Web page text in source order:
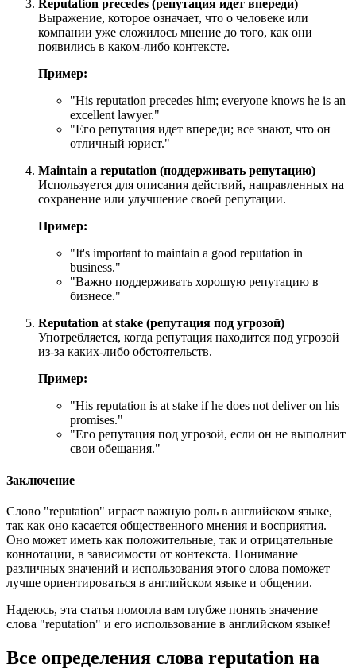
Reputation precedes (репутация идет впереди)
Выражение, которое означает, что о человеке или
компании уже сложилось мнение до того, как они
появились в каком-либо контексте.
Пример:
"His reputation precedes him; everyone knows he is an
excellent lawyer."
"Его репутация идет впереди; все знают, что он
отличный юрист."
Maintain a reputation (поддерживать репутацию)
Используется для описания действий, направленных на
сохранение или улучшение своей репутации.
Пример:
"It's important to maintain a good reputation in
business."
"Важно поддерживать хорошую репутацию в
бизнесе."
Reputation at stake (репутация под угрозой)
Употребляется, когда репутация находится под угрозой
из-за каких-либо обстоятельств.
Пример:
"His reputation is at stake if he does not deliver on his
promises."
"Его репутация под угрозой, если он не выполнит
свои обещания."
Заключение
Слово "reputation" играет важную роль в английском языке,
так как оно касается общественного мнения и восприятия.
Оно может иметь как положительные, так и отрицательные
коннотации, в зависимости от контекста. Понимание
различных значений и использования этого слова поможет
лучше ориентироваться в английском языке и общении.
Надеюсь, эта статья помогла вам глубже понять значение
слова "reputation" и его использование в английском языке!
Все определения слова reputation на